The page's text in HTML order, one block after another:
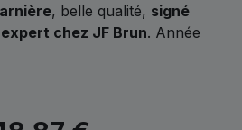
, belle qualité, signé
chez JF Brun. Année